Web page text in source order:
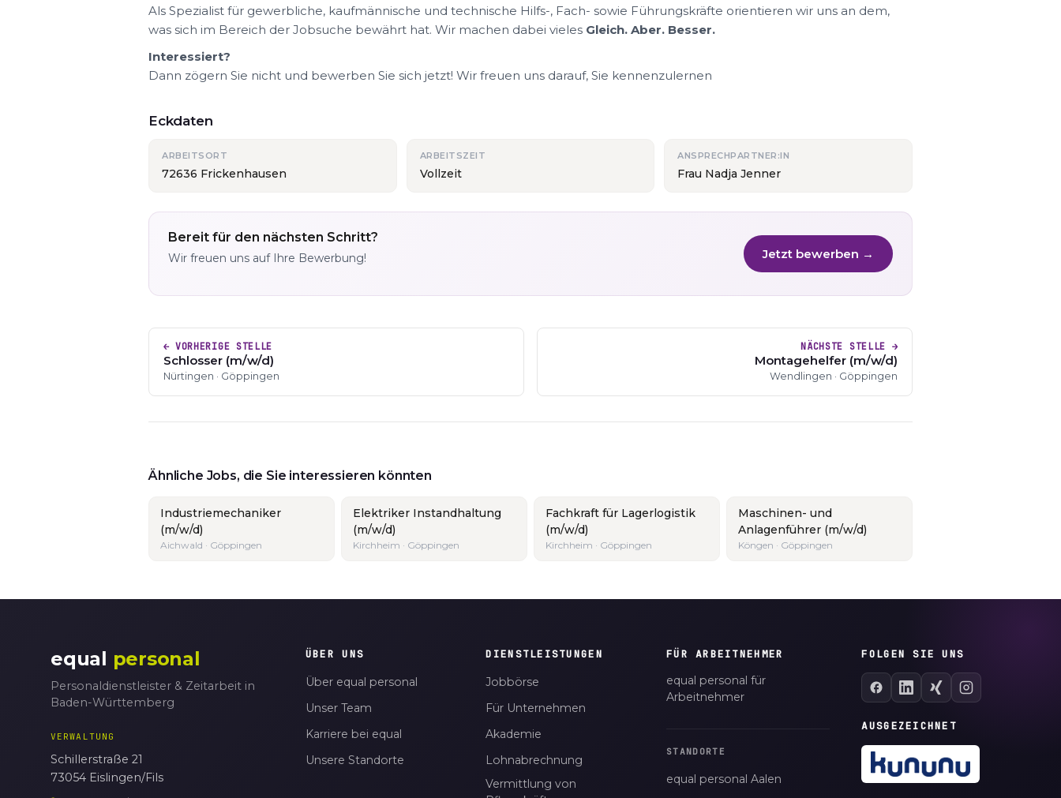
Als Spezialist für gewerbliche, kaufmännische und technische Hilfs-, Fach- sowie Führungskräfte orientieren wir uns an dem,
was sich im Bereich der Jobsuche bewährt hat. Wir machen dabei vieles Gleich. Aber. Besser.
Interessiert?
Dann zögern Sie nicht und bewerben Sie sich jetzt! Wir freuen uns darauf, Sie kennenzulernen
Eckdaten
ARBEITSORT
72636 Frickenhausen
ARBEITSZEIT
Vollzeit
ANSPRECHPARTNER:IN
Frau Nadja Jenner
Bereit für den nächsten Schritt?
Wir freuen uns auf Ihre Bewerbung! Jetzt bewerben →
← VORHERIGE STELLE
Schlosser (m/w/d)
Nürtingen · Göppingen
NÄCHSTE STELLE →
Montagehelfer (m/w/d)
Wendlingen · Göppingen
Ähnliche Jobs, die Sie interessieren könnten
Industriemechaniker
(m/w/d)
Aichwald · Göppingen
Elektriker Instandhaltung
(m/w/d)
Kirchheim · Göppingen
Fachkraft für Lagerlogistik
(m/w/d)
Kirchheim · Göppingen
Maschinen- und
Anlagenführer (m/w/d)
Köngen · Göppingen
equal personal
Personaldienstleister & Zeitarbeit in
Baden-Württemberg
VERWALTUNG
Schillerstraße 21
73054 Eislingen/Fils
ÜBER UNS
Über equal personal
Unser Team
Karriere bei equal
Unsere Standorte
DIENSTLEISTUNGEN
Jobbörse
Für Unternehmen
Akademie
Lohnabrechnung
Vermittlung von
FÜR ARBEITNEHMER
equal personal für
Arbeitnehmer
STANDORTE
equal personal Aalen
FOLGEN SIE UNS
AUSGEZEICHNET